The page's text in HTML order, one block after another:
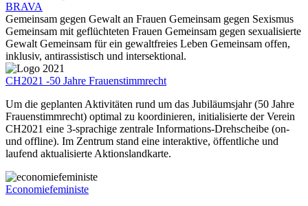
BRAVA
Gemeinsam gegen Gewalt an Frauen Gemeinsam gegen Sexismus
Gemeinsam mit geflüchteten Frauen Gemeinsam gegen sexualisierte
Gewalt Gemeinsam für ein gewaltfreies Leben Gemeinsam offen,
inklusiv, antirassistisch und intersektional.
CH2021 -50 Jahre Frauenstimmrecht
Um die geplanten Aktivitäten rund um das Jubiläumsjahr (50 Jahre
Frauenstimmrecht) optimal zu koordinieren, initialisierte der Verein
CH2021 eine 3-sprachige zentrale Informations-Drehscheibe (on-
und offline). Im Zentrum stand eine interaktive, öffentliche und
laufend aktualisierte Aktionslandkarte.
Economiefeministe